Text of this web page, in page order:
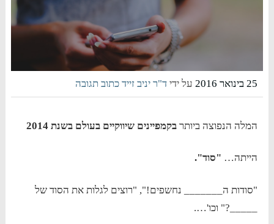
25 בינואר 2016 על ידיד"ר יניב זייד כתוב תגובה
המלה הנפוצה ביותרבקמפיינים שיווקיים בעולם בשנת 2014
הייתה… "סוד".
"סודות ה_______ נחשפים!", "רוצים לגלות את הסוד של
_____?" וכו'….